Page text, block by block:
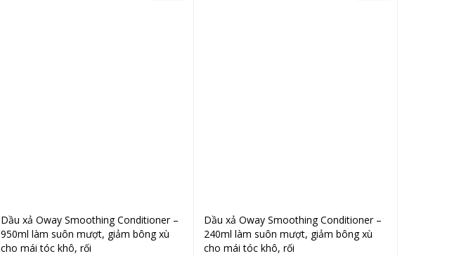
Thêm vào giỏ hàng
Dầu xả Oway Smoothing Conditioner –
950ml làm suôn mượt, giảm bông xù
cho mái tóc khô, rối
Thêm vào giỏ hàng
Dầu xả Oway Smoothing Conditioner –
240ml làm suôn mượt, giảm bông xù
cho mái tóc khô, rối